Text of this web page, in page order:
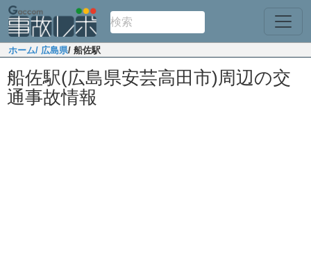
ホーム/ 広島県/ 船佐駅
船佐駅(広島県安芸高田市)周辺の交
通事故情報